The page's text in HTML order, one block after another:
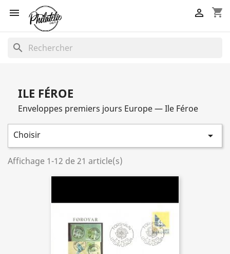
 shopping_cart

search
ILE FÉROE
Enveloppes premiers jours Europe — Ile Féroe
Choisir 
Affichage 1-12 de 21 article(s)